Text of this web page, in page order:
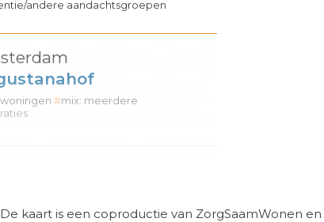
De kaart is een coproductie van ZorgSaamWonen en